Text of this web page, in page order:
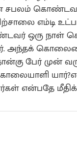
சபலம்
எம்டி
ஒரு நாள்
அந்தக்
பேர் முன்
என்பதே